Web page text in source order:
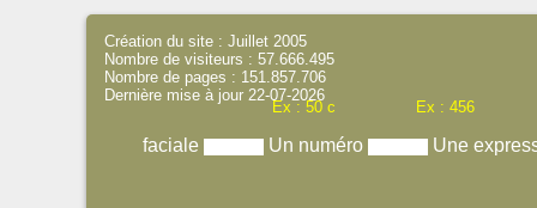
Ex : 50 c Ex : 456
faciale Un numéro Une
Création du site : Juillet 2005
Nombre de visiteurs : 57.666.495
Nombre de pages : 151.857.706
Dernière mise à jour 22-07-2026